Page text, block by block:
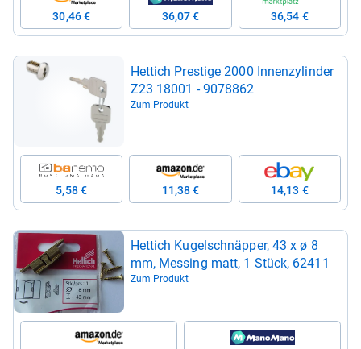
30,46 € 36,07 € 36,54 €
Het­tich Pres­tige 2000 Innen­zy­lin­der
Z23 18001 -​ 9078862
Zum Produkt
5,58 € 11,38 € 14,13 €
Het­tich Kugel­schnäp­per, 43 x ø 8
mm, Mes­sing matt, 1 Stück, 62411
Zum Produkt